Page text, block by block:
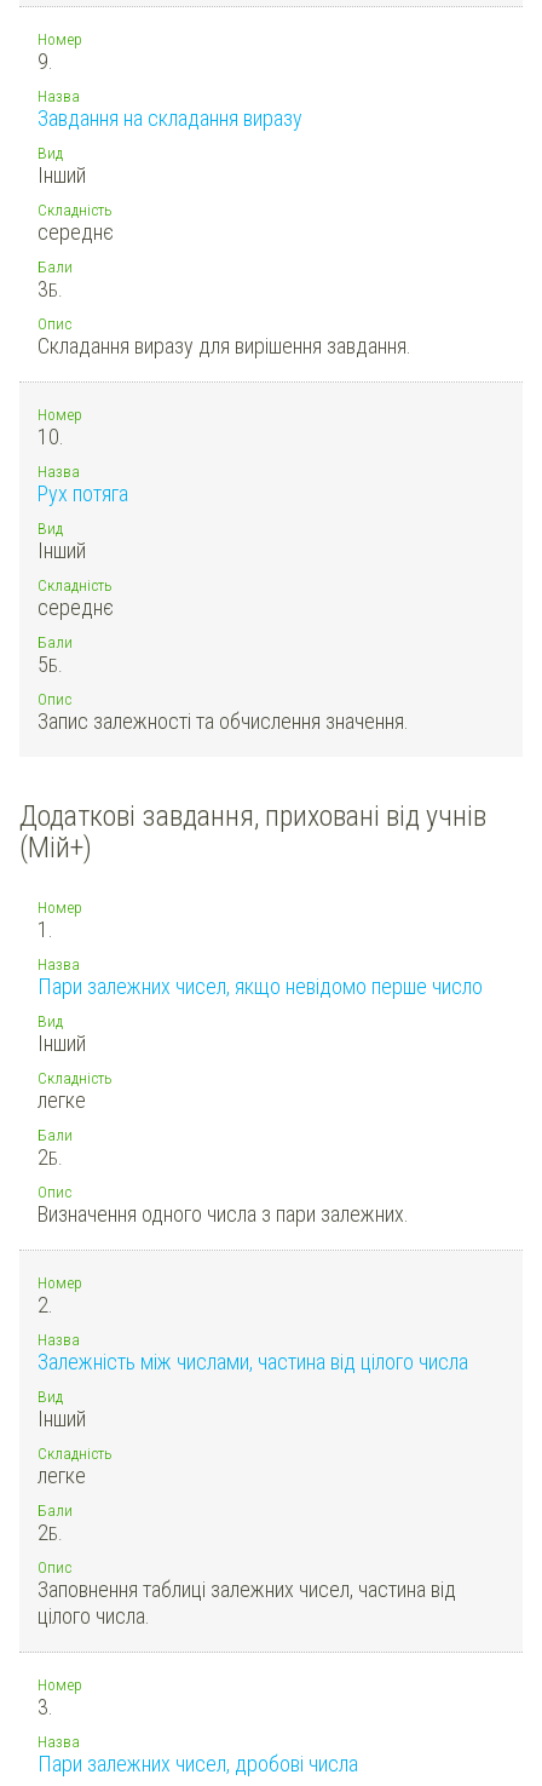
Номер
9.
Назва
Завдання на складання виразу
Вид
Інший
Складність
середнє
Бали
3Б.
Опис
Складання виразу для вирішення завдання.
Номер
10.
Назва
Рух потяга
Вид
Інший
Складність
середнє
Бали
5Б.
Опис
Запис залежності та обчислення значення.
Додаткові завдання, приховані від учнів
(Мій+)
Номер
1.
Назва
Пари залежних чисел, якщо невідомо перше число
Вид
Інший
Складність
легке
Бали
2Б.
Опис
Визначення одного числа з пари залежних.
Номер
2.
Назва
Залежність між числами, частина від цілого числа
Вид
Інший
Складність
легке
Бали
2Б.
Опис
Заповнення таблиці залежних чисел, частина від
цілого числа.
Номер
3.
Назва
Пари залежних чисел, дробові числа